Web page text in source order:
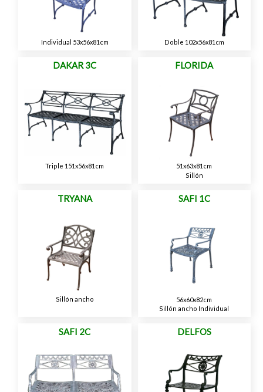
Individual 53x56x81cm Doble 102x56x81cm
DAKAR 3C
Triple 151x56x81cm
FLORIDA
51x63x81cm
Sillón
TRYANA
Sillón ancho
SAFI 1C
56x60x82cm
Sillón ancho Individual
SAFI 2C DELFOS